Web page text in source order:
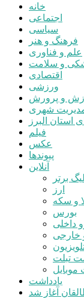
خانه
اجتماعی
سیاسی
فرهنگ و هنر
علم و فناوری
و سلامت
اقتصادی
ورزشی
و پرورش
شهری
استان البرز
فیلم
عکس
پیوندها
آنلاین
برتر
ارز
و سکه
بورس
داخلی
خارجی
تبلت
موبایل
یادداشت
آغاز شد